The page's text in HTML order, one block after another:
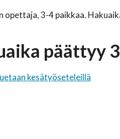
3-4 paikkaa.
päättyy
kesätyöseteleillä